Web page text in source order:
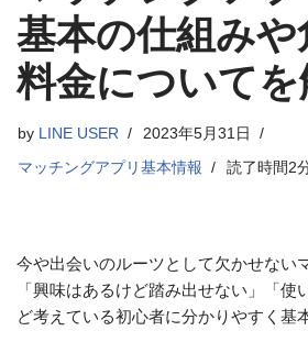
基本の仕組みや
料金についてを
by LINE USER 2023年5月31日
マッチングアプリ基本情報 読了時間2
今や出会いのルーツとして欠かせない
「興味はあるけど踏み出せない」「使
ど考えている初心者に分かりやすく基